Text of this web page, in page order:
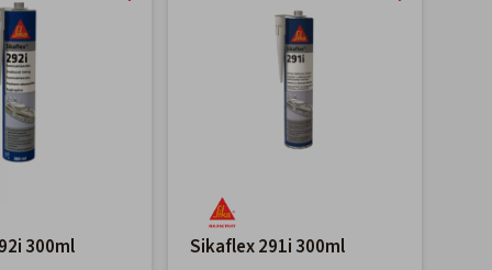
300ml Sikaflex 291i 300ml